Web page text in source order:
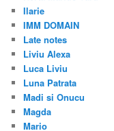
Ilarie
IMM DOMAIN
Late notes
Liviu Alexa
Luca Liviu
Luna Patrata
Madi si Onucu
Magda
Mario